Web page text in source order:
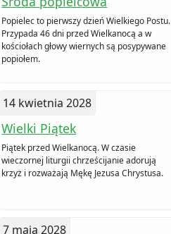
Popielec to pierwszy dzień Wielkiego Postu.
Przypada 46 dni przed Wielkanocą a w
kościołach głowy wiernych są posypywane
popiołem.
14 kwietnia 2028
Wielki Piątek
Piątek przed Wielkanocą. W czasie
wieczornej liturgii chrześcijanie adorują
krzyż i rozważają Mękę Jezusa Chrystusa.
7 maja 2028